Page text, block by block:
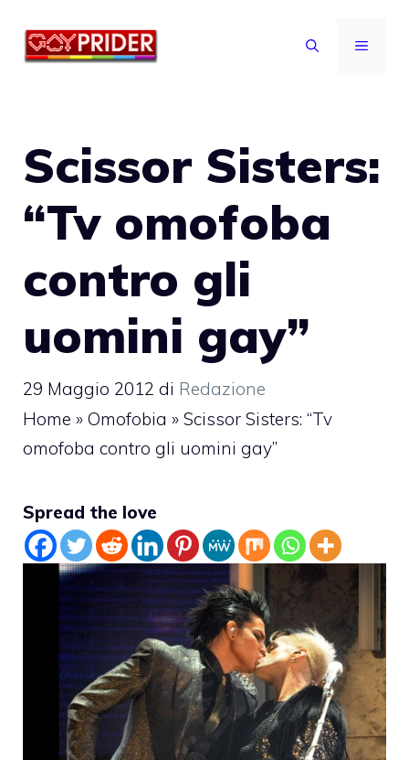
MENU
Scissor Sisters:
“Tv omofoba
contro gli
uomini gay”
29 Maggio 2012 di Redazione
Home » Omofobia » Scissor Sisters: “Tv
omofoba contro gli uomini gay”
Spread the love